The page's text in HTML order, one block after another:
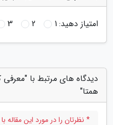
امتیاز دهید:1
2
3
دیدگاه های مرتبط با
همتا"
* نظرتان را در مورد این مقاله